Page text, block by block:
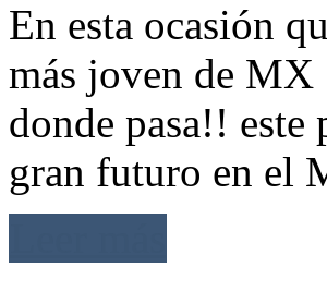
En esta ocasión
más joven de
donde pasa!!
gran futuro en el